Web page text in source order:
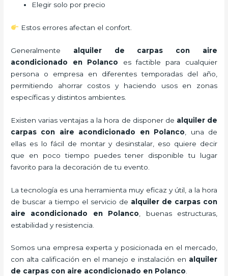
Elegir solo por precio
Estos errores afectan el confort.
Generalmente alquiler de carpas con aire
acondicionado en Polanco es factible para cualquier
persona o empresa en diferentes temporadas del año,
permitiendo ahorrar costos y haciendo usos en zonas
específicas y distintos ambientes.
Existen varias ventajas a la hora de disponer de alquiler de
carpas con aire acondicionado en Polanco , una de
ellas es lo fácil de montar y desinstalar, eso quiere decir
que en poco tiempo puedes tener disponible tu lugar
favorito para la decoración de tu evento.
La tecnología es una herramienta muy eficaz y útil, a la hora
de buscar a tiempo el servicio de alquiler de carpas con
aire acondicionado en Polanco , buenas estructuras,
estabilidad y resistencia.
Somos una empresa experta y posicionada en el mercado,
con alta calificación en el manejo e instalación en alquiler
de carpas con aire acondicionado en Polanco.